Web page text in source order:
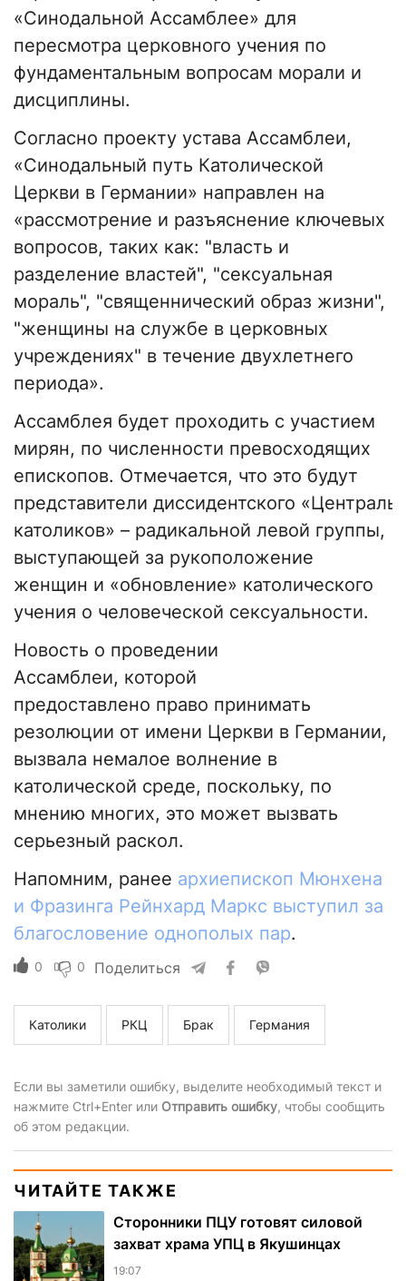
«Синодальной Ассамблее» для
пересмотра церковного учения по
фундаментальным вопросам морали и
дисциплины.
Согласно проекту устава Ассамблеи,
«Синодальный путь Католической
Церкви в Германии» направлен на
«рассмотрение и разъяснение ключевых
вопросов, таких как: "власть и
разделение властей", "сексуальная
мораль", "священнический образ жизни",
"женщины на службе в церковных
учреждениях" в течение двухлетнего
периода».
Ассамблея будет проходить с участием
мирян, по численности превосходящих
епископов. Отмечается, что это будут
представители диссидентского
католиков» – радикальной левой группы,
выступающей за рукоположение
женщин и «обновление» католического
учения о человеческой сексуальности.
Новость о проведении
Ассамблеи, которой
предоставлено право принимать
резолюции от имени Церкви в Германии,
вызвала немалое волнение в
католической среде, поскольку, по
мнению многих, это может вызвать
серьезный раскол.
Напомним, ранее архиепископ Мюнхена
и Фразинга Рейнхард Маркс выступил за
благословение однополых пар.
0 0 Поделиться
Католики РКЦ Брак Германия
Если вы заметили ошибку, выделите необходимый текст и
нажмите Ctrl+Enter или Отправить ошибку, чтобы сообщить
об этом редакции.
ЧИТАЙТЕ ТАКЖЕ
Сторонники ПЦУ готовят силовой
захват храма УПЦ в Якушинцах
19:07